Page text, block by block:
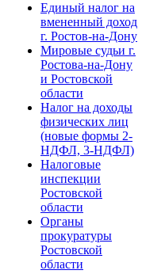
Единый налог на
вмененный доход
г. Ростов-на-Дону
Мировые судьи г.
Ростова-на-Дону
и Ростовской
области
Налог на доходы
физических лиц
(новые формы 2-
НДФЛ, 3-НДФЛ)
Налоговые
инспекции
Ростовской
области
Органы
прокуратуры
Ростовской
области